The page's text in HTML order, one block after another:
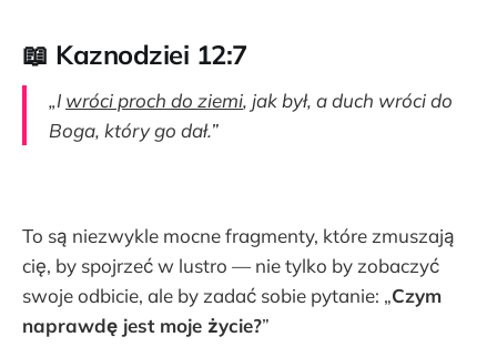
📖 Kaznodziei 12:7
„I wróci proch do ziemi, jak był, a duch wróci do
Boga, który go dał.”
To są niezwykle mocne fragmenty, które zmuszają
cię, by spojrzeć w lustro — nie tylko by zobaczyć
swoje odbicie, ale by zadać sobie pytanie: „Czym
naprawdę jest moje życie?”